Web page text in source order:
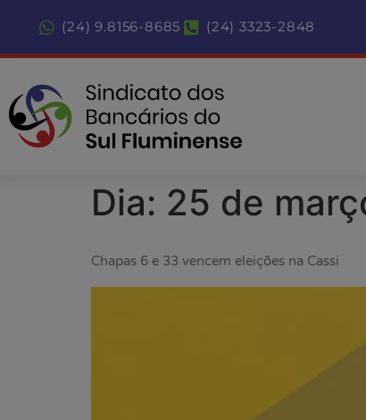
(24) 9.8156-8685 (24) 3323-2848
Dia: 25 de
Chapas 6 e 33 vencem eleições na Cassi